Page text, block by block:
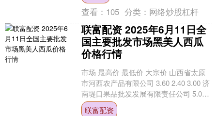
查看： 105 分类： 网络炒股杠杆
联富配资 2025年6月11日全
国主要批发市场黑美人西瓜
价格行情
市场 最高价 最低价 大宗价 山西省太原
市河西农产品有限公司 3.60 2.40 3.00 济
南堤口果品批发发展有限责任公司 5.00
3.80 4.00 山东....
联富配资